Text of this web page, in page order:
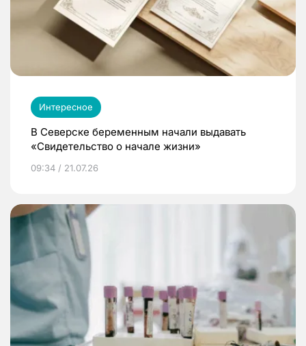
Интересное
В Северске беременным начали выдавать
«Свидетельство о начале жизни»
09:34 / 21.07.26